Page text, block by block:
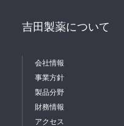
吉田製薬について
会社情報
事業方針
製品分野
財務情報
アクセス